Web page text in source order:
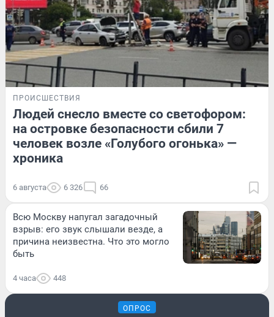
ПРОИСШЕСТВИЯ
Людей снесло вместе со светофором:
на островке безопасности сбили 7
человек возле «Голубого огонька» —
хроника
6 августа 6 326 66
Всю Москву напугал загадочный
взрыв: его звук слышали везде, а
причина неизвестна. Что это могло
быть
4 часа 448
ОПРОС